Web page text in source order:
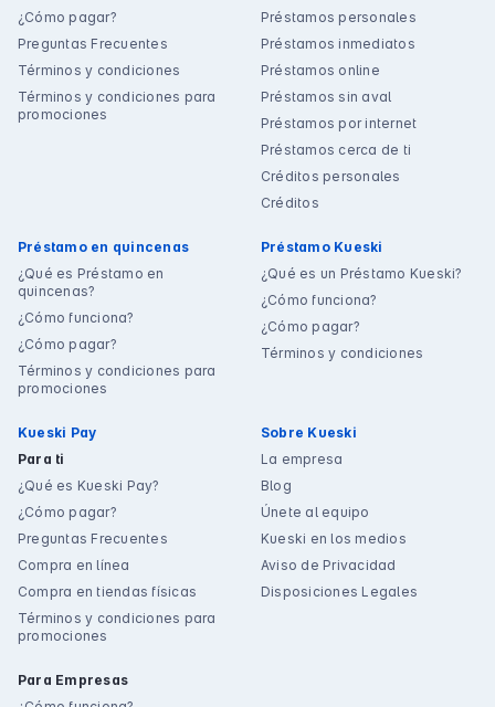
¿Cómo pagar?
Preguntas Frecuentes
Términos y condiciones
Términos y condiciones para
promociones
Préstamos personales
Préstamos inmediatos
Préstamos online
Préstamos sin aval
Préstamos por internet
Préstamos cerca de ti
Créditos personales
Créditos
Préstamo en quincenas
¿Qué es Préstamo en
quincenas?
¿Cómo funciona?
¿Cómo pagar?
Términos y condiciones para
promociones
Préstamo Kueski
¿Qué es un Préstamo Kueski?
¿Cómo funciona?
¿Cómo pagar?
Términos y condiciones
Kueski Pay
Para ti
¿Qué es Kueski Pay?
¿Cómo pagar?
Preguntas Frecuentes
Compra en línea
Compra en tiendas físicas
Términos y condiciones para
promociones
Para Empresas
Sobre Kueski
La empresa
Blog
Únete al equipo
Kueski en los medios
Aviso de Privacidad
Disposiciones Legales